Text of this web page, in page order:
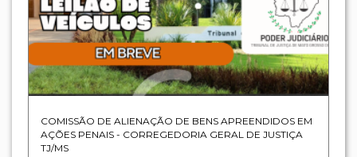
COMISSÃO DE ALIENAÇÃO DE BENS APREENDIDOS EM
AÇÕES PENAIS - CORREGEDORIA GERAL DE JUSTIÇA
TJ/MS